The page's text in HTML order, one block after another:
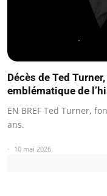
Décès de Ted
emblématique de
EN BREF Ted Turner,
ans.
10 mai 2026